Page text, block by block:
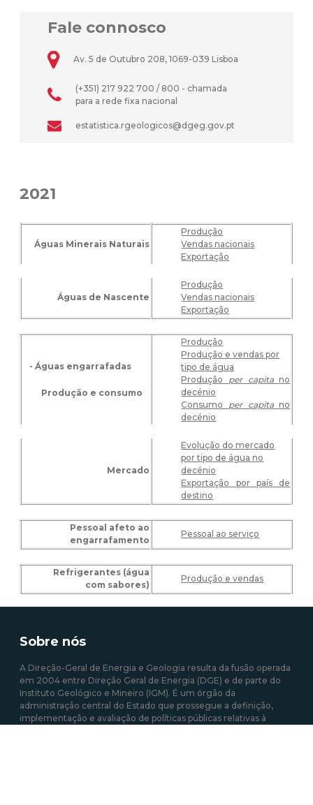
Fale connosco
Av. 5 de Outubro 208, 1069-039 Lisboa
(+351) 217 922 700 / 800 - chamada
para a rede fixa nacional
estatistica.rgeologicos@dgeg.gov.pt
2021
Águas Minerais Naturais
Produção
Vendas nacionais
Exportação
Águas de Nascente
Produção
Vendas nacionais
Exportação
- Águas engarrafadas
Produção e consumo
Produção
Produção e vendas por
tipo de água
Produção per capitano
decénio
Consumo per capitano
decénio
Mercado
Evolução do mercado
por tipo de água no
decénio
Exportação por país de
destino
Pessoal afeto ao
engarrafamento
Pessoal ao serviço
Refrigerantes (água
com sabores)
Produção e vendas
Sobre nós
A Direção-Geral de Energia e Geologia resulta da fusão operada
em 2004 entre Direção Geral de Energia (DGE) e de parte do
Instituto Geológico e Mineiro (IGM). É um órgão da
administração central do Estado que prossegue a definição,
implementação e avaliação de políticas públicas relativas à